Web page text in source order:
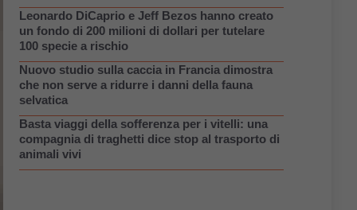
Leonardo DiCaprio e Jeff Bezos hanno creato
un fondo di 200 milioni di dollari per tutelare
100 specie a rischio
Nuovo studio sulla caccia in Francia dimostra
che non serve a ridurre i danni della fauna
selvatica
Basta viaggi della sofferenza per i vitelli: una
compagnia di traghetti dice stop al trasporto di
animali vivi